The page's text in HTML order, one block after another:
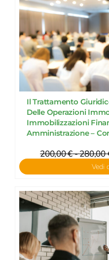
Il Trattamento
Delle Operazioni
Immobilizzazioni
Amministrazione –
200,00€-280,00
Vedi